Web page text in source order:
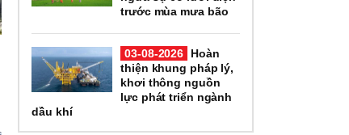
trước mùa mưa bão
03-08-2026
Hoàn
thiện khung pháp lý,
khơi thông nguồn
lực phát triển ngành
dầu khí